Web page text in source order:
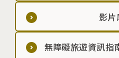
影片
無障礙旅遊資訊指